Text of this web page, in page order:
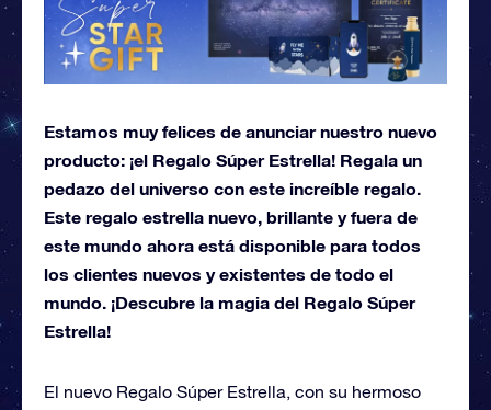
Estamos muy felices de anunciar nuestro nuevo
producto: ¡el Regalo Súper Estrella! Regala un
pedazo del universo con este increíble regalo.
Este regalo estrella nuevo, brillante y fuera de
este mundo ahora está disponible para todos
los clientes nuevos y existentes de todo el
mundo. ¡Descubre la magia del Regalo Súper
Estrella!
El nuevo Regalo Súper Estrella, con su hermoso